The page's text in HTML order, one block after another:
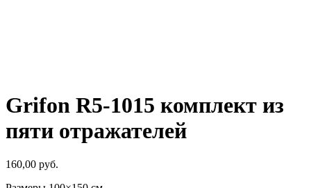
Grifon R5-1015 комплект из
пяти отражателей
160,00 руб.